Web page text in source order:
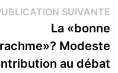
SUIVANTE
La «bonne
Modeste
au débat